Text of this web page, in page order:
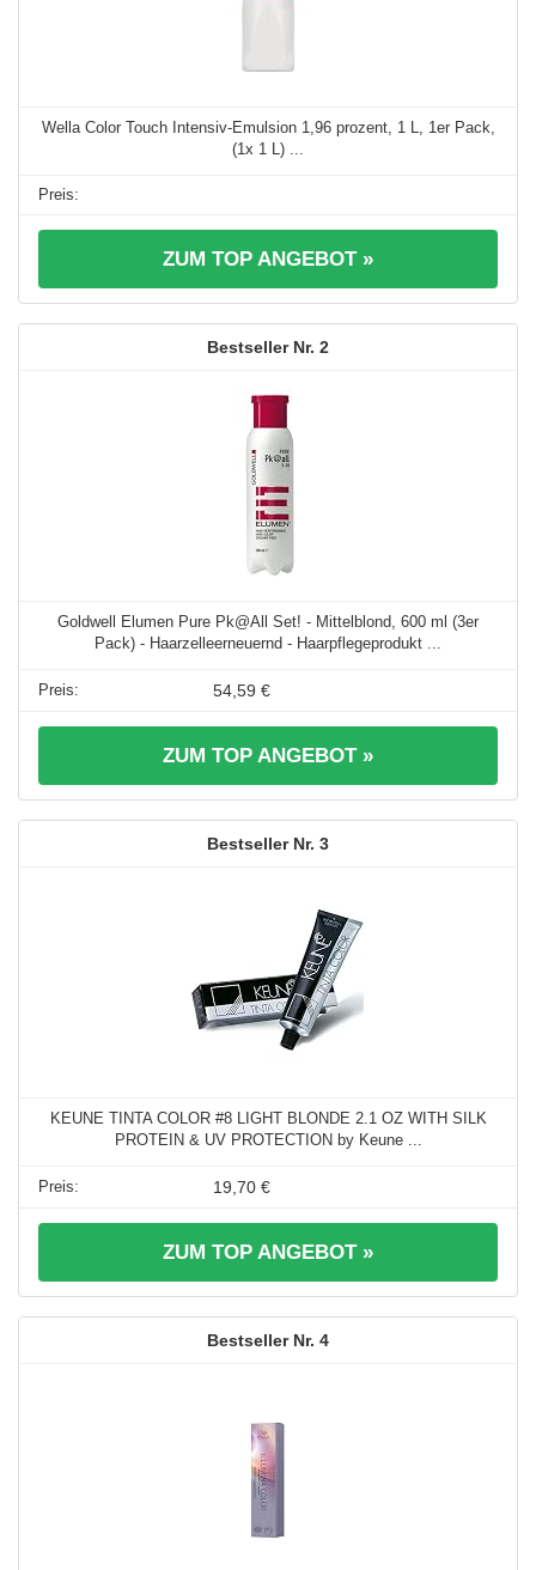
Wella Color Touch Intensiv-Emulsion 1,96 prozent, 1 L, 1er Pack,
(1x 1 L) ...
ZUM TOP ANGEBOT »
2
Goldwell Elumen Pure Pk@All Set! - Mittelblond, 600 ml (3er
Pack) - Haarzelleerneuernd - Haarpflegeprodukt ...
54,59 €
ZUM TOP ANGEBOT »
3
KEUNE TINTA COLOR #8 LIGHT BLONDE 2.1 OZ WITH SILK
PROTEIN & UV PROTECTION by Keune ...
19,70 €
ZUM TOP ANGEBOT »
4